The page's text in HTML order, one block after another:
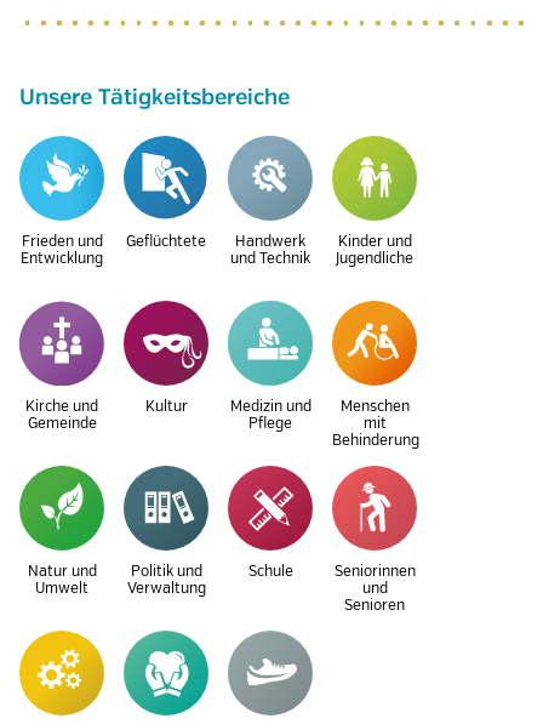
Unsere Tätigkeitsbereiche
Frieden und
Entwicklung
Geflüchtete
Handwerk
und Technik
Kinder und
Jugendliche
Kirche und
Gemeinde
Kultur
Medizin und
Pflege
Menschen
mit
Behinderung
Natur und
Umwelt
Politik und
Verwaltung
Schule
Seniorinnen
und
Senioren